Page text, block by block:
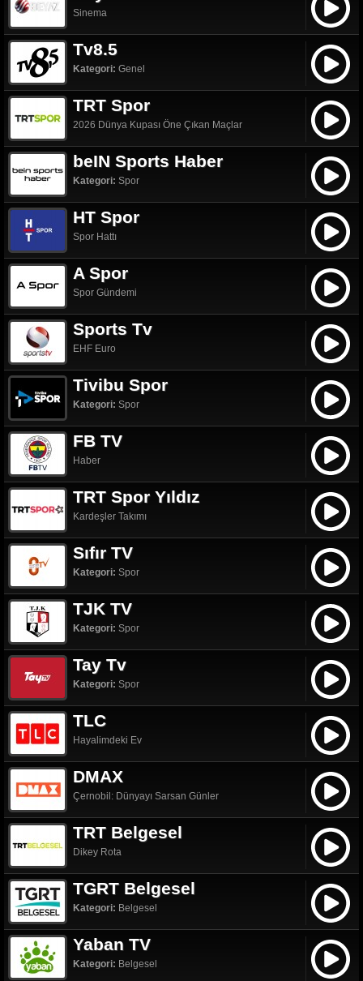
Sinema
Tv8.5
Kategori: Genel
TRT Spor
2026 Dünya Kupası Öne Çıkan Maçlar
beIN Sports Haber
Kategori: Spor
HT Spor
Spor Hattı
A Spor
Spor Gündemi
Sports Tv
EHF Euro
Tivibu Spor
Kategori: Spor
FB TV
Haber
TRT Spor Yıldız
Kardeşler Takımı
Sıfır TV
Kategori: Spor
TJK TV
Kategori: Spor
Tay Tv
Kategori: Spor
TLC
Hayalimdeki Ev
DMAX
Çernobil: Dünyayı Sarsan Günler
TRT Belgesel
Dikey Rota
TGRT Belgesel
Kategori: Belgesel
Yaban TV
Kategori: Belgesel